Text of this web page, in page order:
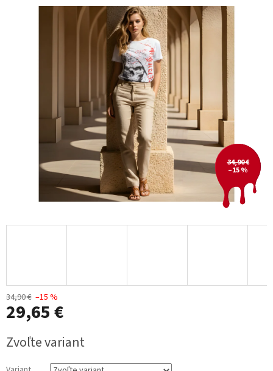
34,90 €
–15 %
34,90 € –15 %
29,65 €
cena:
Zvoľte variant